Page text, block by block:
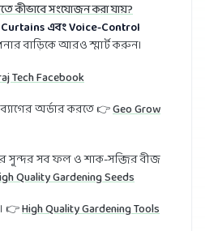
কীভাবে সংযোজন করা যায়?
এবং Voice-Control
বাড়িকে আরও স্মার্ট করুন।
Tech Facebook
অর্ডার করতে 👉Geo Grow
সুন্দর সব ফল ও শাক-সব্জির বীজ
Quality Gardening Seeds
👉High Quality Gardening Tools